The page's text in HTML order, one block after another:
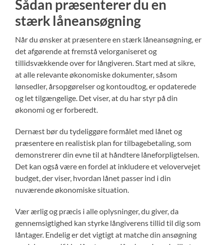
Sådan præsenterer du en
stærk låneansøgning
Når du ønsker at præsentere en stærk låneansøgning, er
det afgørende at fremstå velorganiseret og
tillidsvækkende over for långiveren. Start med at sikre,
at alle relevante økonomiske dokumenter, såsom
lønsedler, årsopgørelser og kontoudtog, er opdaterede
og let tilgængelige. Det viser, at du har styr på din
økonomi og er forberedt.
Dernæst bør du tydeliggøre formålet med lånet og
præsentere en realistisk plan for tilbagebetaling, som
demonstrerer din evne til at håndtere låneforpligtelsen.
Det kan også være en fordel at inkludere et velovervejet
budget, der viser, hvordan lånet passer ind i din
nuværende økonomiske situation.
Vær ærlig og præcis i alle oplysninger, du giver, da
gennemsigtighed kan styrke långiverens tillid til dig som
låntager. Endelig er det vigtigt at matche din ansøgning